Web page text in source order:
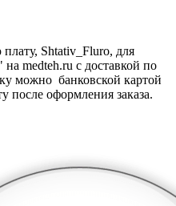
Shtativ_Fluro, для
medteh.ru с доставкой по
можно банковской картой
после оформления заказа.